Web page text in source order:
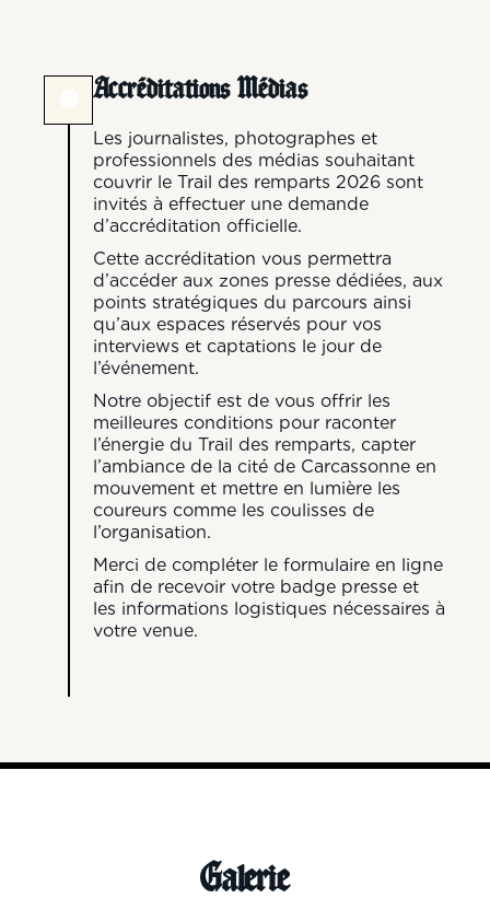
Accréditations Médias
Les journalistes, photographes et
professionnels des médias souhaitant
couvrir le Trail des remparts 2026 sont
invités à effectuer une demande
d’accréditation officielle.
Cette accréditation vous permettra
d’accéder aux zones presse dédiées, aux
points stratégiques du parcours ainsi
qu’aux espaces réservés pour vos
interviews et captations le jour de
l’événement.
Notre objectif est de vous offrir les
meilleures conditions pour raconter
l’énergie du Trail des remparts, capter
l’ambiance de la cité de Carcassonne en
mouvement et mettre en lumière les
coureurs comme les coulisses de
l’organisation.
Merci de compléter le formulaire en ligne
afin de recevoir votre badge presse et
les informations logistiques nécessaires à
votre venue.
Galerie